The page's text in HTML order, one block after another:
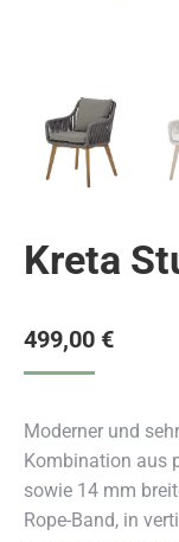
Kreta
499,00 €
Moderner und
Kombination aus
sowie 14 mm
Rope-Band, in